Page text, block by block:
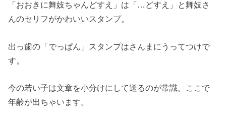
「おおきに舞妓ちゃんどすえ」は「…どすえ」と舞妓さ
んのセリフがかわいいスタンプ。
出っ歯の「でっぱん」スタンプはさんまにうってつけで
す。
今の若い子は文章を小分けにして送るのが常識。ここで
年齢が出ちゃいます。